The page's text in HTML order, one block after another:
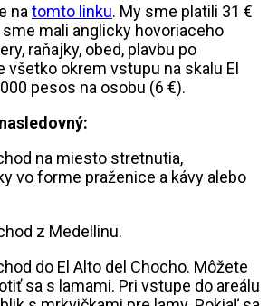
na tomto linku. My sme platili 31 €
mali anglicky hovoriaceho
raňajky, obed, plavbu po
všetko okrem vstupu na skalu El
pesos na osobu (6 €).
miesto stretnutia,
vo forme praženice a kávy alebo
Medellinu.
do El Alto del Chocho. Môžete
sa s lamami. Pri vstupe do areálu